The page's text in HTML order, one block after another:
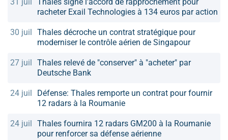
racheter Exail Technologies à 134 euros par action
30 juil Thales décroche un contrat stratégique pour
moderniser le contrôle aérien de Singapour
27 juil Thales relevé de "conserver" à "acheter" par
Deutsche Bank
24 juil
Défense: Thales remporte un contrat pour fournir
12 radars à la Roumanie
24 juil Thales fournira 12 radars GM200 à la Roumanie
pour renforcer sa défense aérienne